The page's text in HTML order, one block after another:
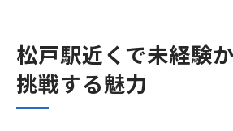
鉄筋工としてのキャリア
鉄筋工の基礎からスキルアップ
の研修制度
松戸駅近くで未経験
挑戦する魅力